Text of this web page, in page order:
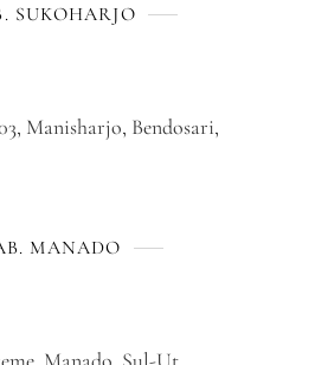
SUKOHARJO
Manisharjo, Bendosari,
MANADO